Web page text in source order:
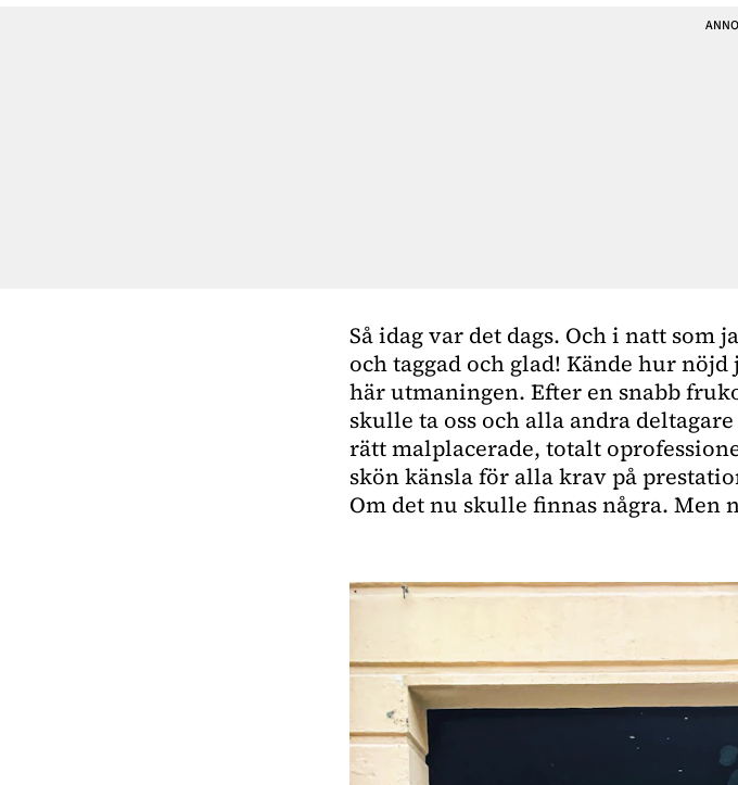
Så idag var det dags. Och i natt som
och taggad och glad! Kände hur
här utmaningen. Efter en snabb
skulle ta oss och alla andra
rätt malplacerade, totalt
skön känsla för alla krav på
Om det nu skulle finnas några. Men